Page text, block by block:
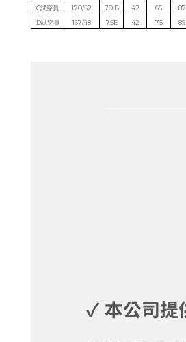
C試穿員
170/52 70 B 42 65 87
D試穿員
167/48 75E 42 75 89